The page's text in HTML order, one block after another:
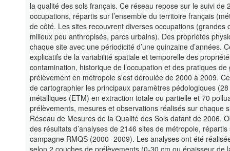
la qualité des sols français. Ce réseau repose sur le suivi
occupations, répartis sur l’ensemble du territoire français
de côté. Les sites recouvrent diverses occupations
milieux peu anthropisés, parcs urbains). Des propriétés
chaque site avec une périodicité d’une quinzaine
explicatifs de la variabilité spatiale et temporelle des
contamination, historique de l’occupation et des pratiques
prélèvement en métropole s'est déroulée de 2000 à 2009.
de cartographier les principaux paramètres pédologiques
métalliques (ETM) en extraction totale ou partielle et 70
prélèvements, mesures et observations réalisés sur
Réseau de Mesures de la Qualité des Sols datant de 2006.
des résultats d’analyses de 2146 sites de métropole,
campagne RMQS (2000 -2009). Les analyses ont été
selon 2 couches de prélèvements (0-30 cm ou épaisseur